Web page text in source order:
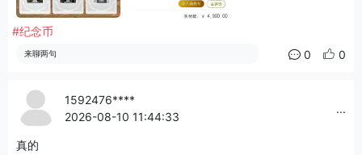
#纪念币
来聊两句 0 0
1592476****
2026-08-10 11:44:33
...
真的